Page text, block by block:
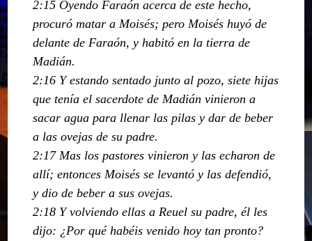
2:15 Oyendo Faraón acerca de este hecho,
procuró matar a Moisés; pero Moisés huyó de
delante de Faraón, y habitó en la tierra de
Madián.
2:16 Y estando sentado junto al pozo, siete hijas
que tenía el sacerdote de Madián vinieron a
sacar agua para llenar las pilas y dar de beber
a las ovejas de su padre.
2:17 Mas los pastores vinieron y las echaron de
allí; entonces Moisés se levantó y las defendió,
y dio de beber a sus ovejas.
2:18 Y volviendo ellas a Reuel su padre, él les
dijo: ¿Por qué habéis venido hoy tan pronto?